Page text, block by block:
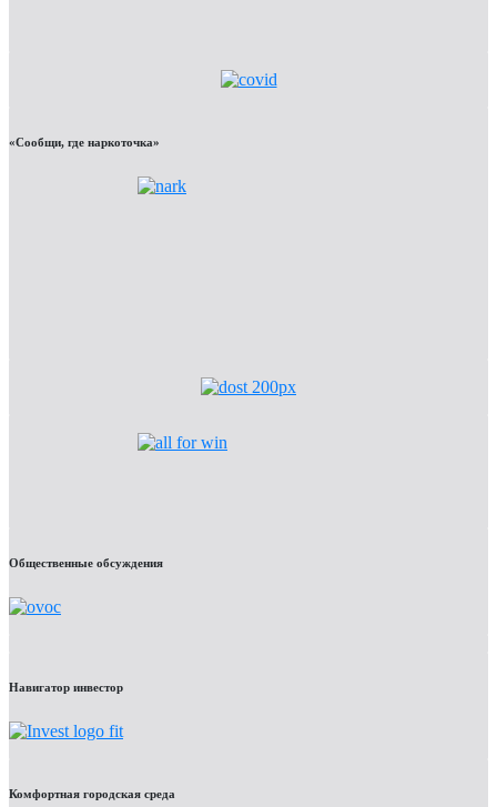
«Сообщи, где наркоточка»
Общественные обсуждения
Навигатор инвестор
Комфортная городская среда